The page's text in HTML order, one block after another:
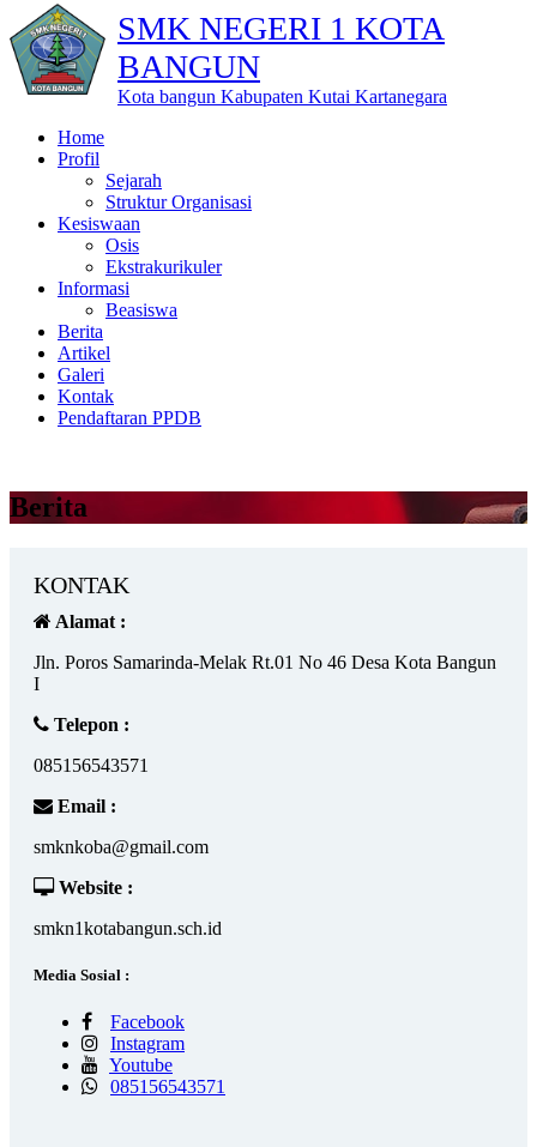
SMK NEGERI 1 KOTA
BANGUN
Kota bangun Kabupaten Kutai Kartanegara
Home
Profil
Sejarah
Struktur Organisasi
Kesiswaan
Osis
Ekstrakurikuler
Informasi
Beasiswa
Berita
Artikel
Galeri
Kontak
Pendaftaran PPDB
Berita
KONTAK
Alamat :
Jln. Poros Samarinda-Melak Rt.01 No 46 Desa Kota Bangun
I
Telepon :
085156543571
Email :
smknkoba@gmail.com
Website :
smkn1kotabangun.sch.id
Media Sosial :
Facebook
Instagram
Youtube
085156543571